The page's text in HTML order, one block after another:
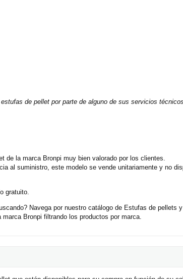
de pellet por parte de alguno de sus servicios
de la marca Bronpi muy bien valorado por los clientes.
al suministro, este modelo se vende unitariamente y no
gratuito.
Navega por nuestro catálogo de Estufas de pellets
Bronpi filtrando los productos por marca.